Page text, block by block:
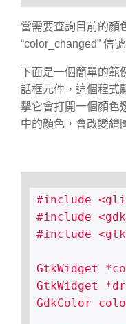
當需要查詢目前的顏
“color_changed” 信
下面是一個簡單的範
話框元件，這個程式
擊它會打開一個顏色
中的顏色，會改變繪
#include
#include
#include
GtkWidget
GtkWidget
GdkColor